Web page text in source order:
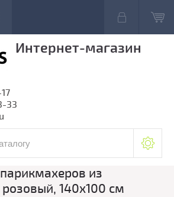
Интернет-магазин
33
из
140x100 см